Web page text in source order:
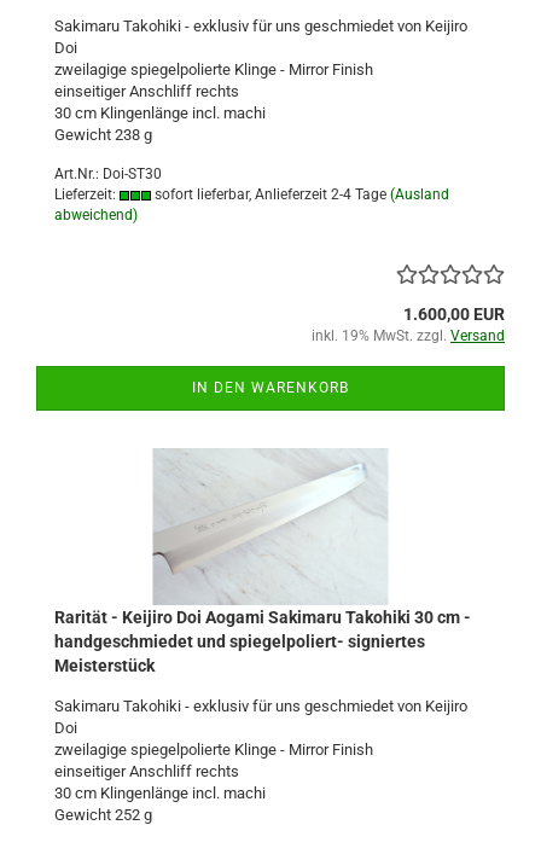
Sakimaru Takohiki - exklusiv für uns geschmiedet von Keijiro
Doi
zweilagige spiegelpolierte Klinge - Mirror Finish
einseitiger Anschliff rechts
30 cm Klingenlänge incl. machi
Gewicht 238 g
Art.Nr.: Doi-ST30
Lieferzeit:
sofort lieferbar, Anlieferzeit 2-4 Tage (Ausland
abweichend)
1.600,00 EUR
inkl. 19% MwSt. zzgl. Versand
IN DEN WARENKORB
Rarität - Keijiro Doi Aogami Sakimaru Takohiki 30 cm -
handgeschmiedet und spiegelpoliert- signiertes
Meisterstück
Sakimaru Takohiki - exklusiv für uns geschmiedet von Keijiro
Doi
zweilagige spiegelpolierte Klinge - Mirror Finish
einseitiger Anschliff rechts
30 cm Klingenlänge incl. machi
Gewicht 252 g